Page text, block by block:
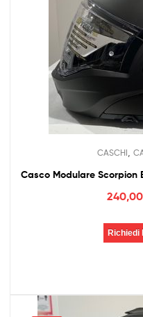
CASCHI
Casco Modulare Scorpion
240,00
Richiedi